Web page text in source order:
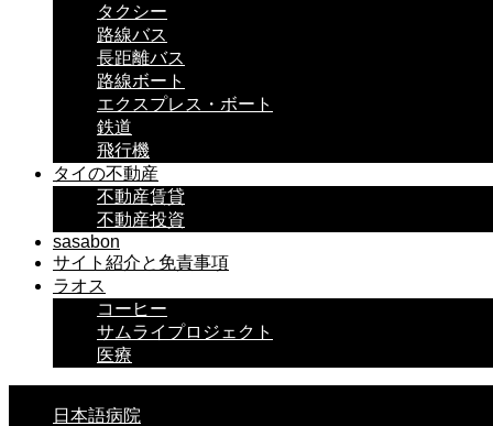
タクシー
路線バス
長距離バス
路線ボート
エクスプレス・ボート
鉄道
飛行機
タイの不動産
不動産賃貸
不動産投資
sasabon
サイト紹介と免責事項
ラオス
コーヒー
サムライプロジェクト
医療
日本語病院